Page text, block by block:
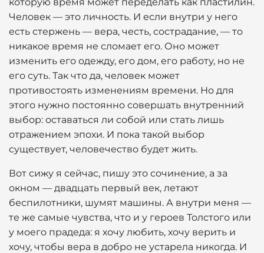
Человек — это личность. И если внутри у него
есть стержень — вера, честь, сострадание, — то
никакое время не сломает его. Оно может
изменить его одежду, его дом, его работу, но не
его суть. Так что да, человек может
противостоять изменениям времени. Но для
этого нужно постоянно совершать внутренний
выбор: оставаться ли собой или стать лишь
отражением эпохи. И пока такой выбор
существует, человечество будет жить.
Вот сижу я сейчас, пишу это сочинение, а за
окном — двадцать первый век, летают
беспилотники, шумят машины. А внутри меня —
те же самые чувства, что и у героев Толстого или
у моего прадеда: я хочу любить, хочу верить и
хочу, чтобы вера в добро не устарела никогда. И